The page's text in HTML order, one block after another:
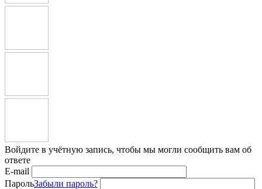
Войдите в учётную запись, чтобы мы могли сообщить вам об
ответе
E-mail
ПарольЗабыли пароль?